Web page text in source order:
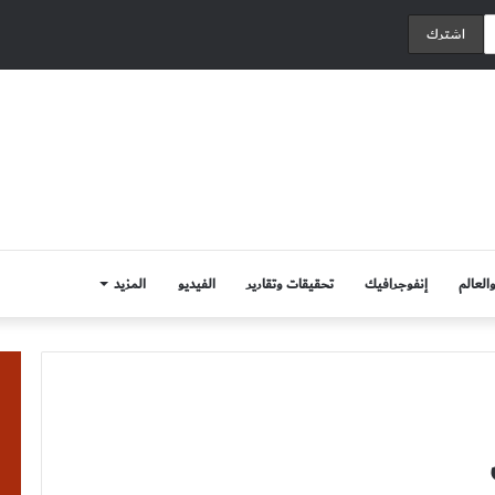
إنفوجرافيك تحقيقات وتقارير الفيديو المزيد